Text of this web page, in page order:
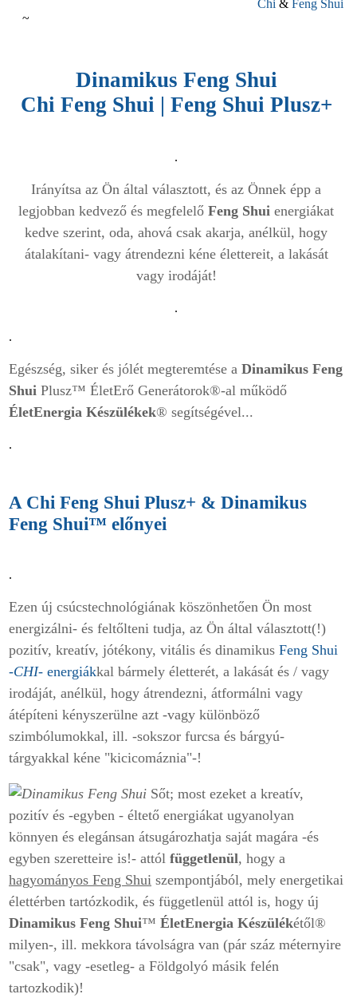
Chi & Feng Shui
~
Dinamikus Feng Shui
Chi Feng Shui | Feng Shui Plusz+
.
Irányítsa az Ön által választott, és az Önnek épp a
legjobban kedvező és megfelelő Feng Shui energiákat
kedve szerint, oda, ahová csak akarja, anélkül, hogy
átalakítani- vagy átrendezni kéne élettereit, a lakását
vagy irodáját!
.
.
Egészség, siker és jólét megteremtése a Dinamikus Feng
Shui Plusz™ ÉletErő Generátorok®-al működő
ÉletEnergia Készülékek® segítségével...
.
A Chi Feng Shui Plusz+ & Dinamikus
Feng Shui™ előnyei
.
Ezen új csúcstechnológiának köszönhetően Ön most
energizálni- és feltőlteni tudja, az Ön által választott(!)
pozitív, kreatív, jótékony, vitális és dinamikus Feng Shui
-CHI- energiákkal bármely életterét, a lakását és / vagy
irodáját, anélkül, hogy átrendezni, átformálni vagy
átépíteni kényszerülne azt -vagy különböző
szimbólumokkal, ill. -sokszor furcsa és bárgyú-
tárgyakkal kéne "kicicomáznia"-!
Sőt; most ezeket a kreatív,
pozitív és -egyben - éltető energiákat ugyanolyan
könnyen és elegánsan átsugározhatja saját magára -és
egyben szeretteire is!- attól függetlenül, hogy a
hagyományos Feng Shui szempontjából, mely energetikai
élettérben tartózkodik, és függetlenül attól is, hogy új
Dinamikus Feng Shui™ ÉletEnergia Készülékétől®
milyen-, ill. mekkora távolságra van (pár száz méternyire
"csak", vagy -esetleg- a Földgolyó másik felén
tartozkodik)!